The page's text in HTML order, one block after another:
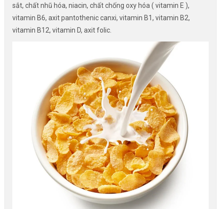
sắt, chất nhũ hóa, niacin, chất chống oxy hóa ( vitamin E ),
vitamin B6, axit pantothenic canxi, vitamin B1, vitamin B2,
vitamin B12, vitamin D, axit folic.